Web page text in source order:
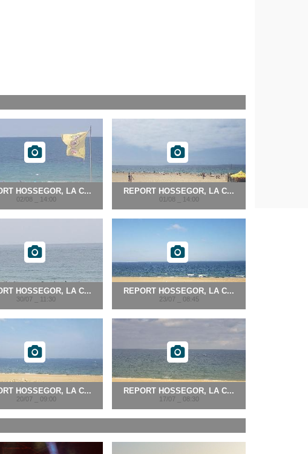
HOSSEGOR, LA C...
02/08 _ 14:00
REPORT HOSSEGOR, LA C...
01/08 _ 14:00
HOSSEGOR, LA C...
30/07 _ 11:30
REPORT HOSSEGOR, LA C...
23/07 _ 08:45
HOSSEGOR, LA C...
20/07 _ 09:00
REPORT HOSSEGOR, LA C...
17/07 _ 08:30